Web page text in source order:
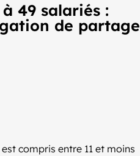
49 salariés :
de partage
compris entre 11 et moins